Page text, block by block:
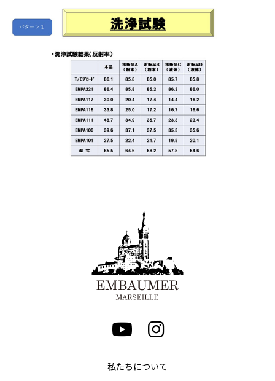
私たちについて